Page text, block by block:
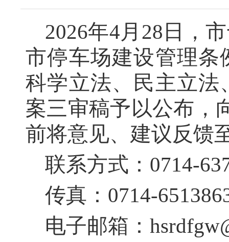
黄石市人民代表大会常务委员会公告
黄石市人民代表大会常务委员会公告
2026年4月28日，
市停车场建设管理条
科学立法、民主立法
案三审稿予以公布，
前将意见、建议反馈
联系方式：0714-
传真：0714-
电子邮箱：